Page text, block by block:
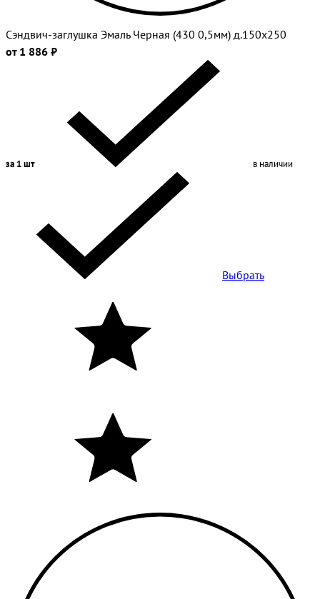
Сэндвич-заглушка Эмаль Черная (430 0,5мм) д.150х250
от 1 886 ₽
за 1 шт в наличии
Выбрать